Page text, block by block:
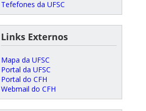
Tefefones da UFSC
Links Externos
Mapa da UFSC
Portal da UFSC
Portal do CFH
Webmail do CFH